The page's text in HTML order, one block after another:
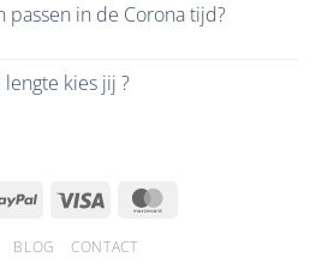
passen in de Corona tijd?
kies jij ?
PayPal Visa
BLOG CONTACT